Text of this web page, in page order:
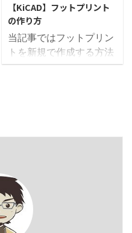
や会社）で設計します
人へ渡したりもするの
で、ライブラリの管理が
して、その基板のメイン
フォルダに入れて運用し
てい ...
【KiCAD】フットプリント
の作り方
当記事ではフットプリン
トを新規で作成する方法
を紹介します。 ここでは
リントの作成は使用する
かりますが、KiCADは細
かい制約もなく扱いやす
いと思います。 やり方が
わかればどんな部品も同